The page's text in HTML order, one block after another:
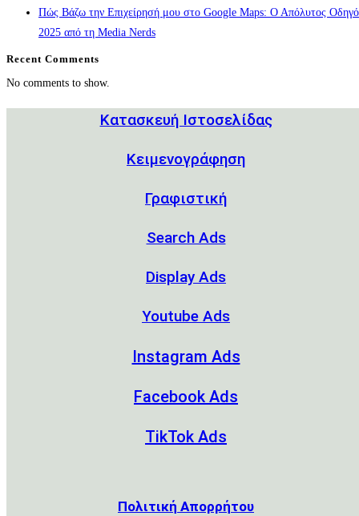
Πώς Βάζω την Επιχείρησή μου στο Google Maps: Ο Απόλυτος
2025 από τη Media Nerds
Recent Comments
No comments to show.
Κατασκευή Ιστοσελίδας
Kειμενογράφηση
Γραφιστική
Search Ads
Display Ads
Youtube Ads
Instagram Ads
Facebook Ads
TikTok Ads
Πολιτική Απορρήτου